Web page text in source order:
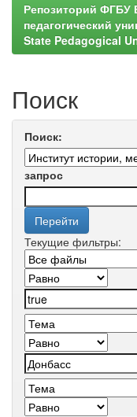
Репозиторий ФГБУ
педагогический
State Pedagogical
Поиск
Поиск:
запрос
Текущие фильтры: